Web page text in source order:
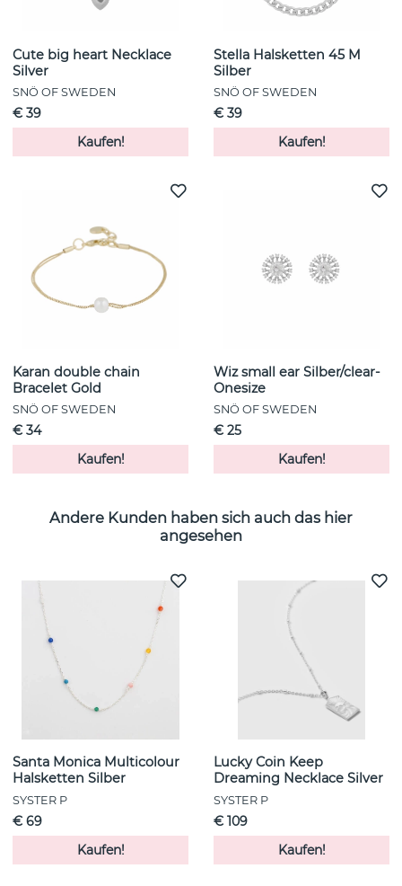
Cute big heart Necklace
Silver
SNÖ OF SWEDEN
€ 39
Kaufen!
Stella Halsketten 45 M
Silber
SNÖ OF SWEDEN
€ 39
Kaufen!
Karan double chain
Bracelet Gold
SNÖ OF SWEDEN
€ 34
Kaufen!
Wiz small ear Silber/clear-
Onesize
SNÖ OF SWEDEN
€ 25
Kaufen!
Andere Kunden haben sich auch das hier
angesehen
Santa Monica Multicolour
Halsketten Silber
SYSTER P
€ 69
Kaufen!
Lucky Coin Keep
Dreaming Necklace Silver
SYSTER P
€ 109
Kaufen!